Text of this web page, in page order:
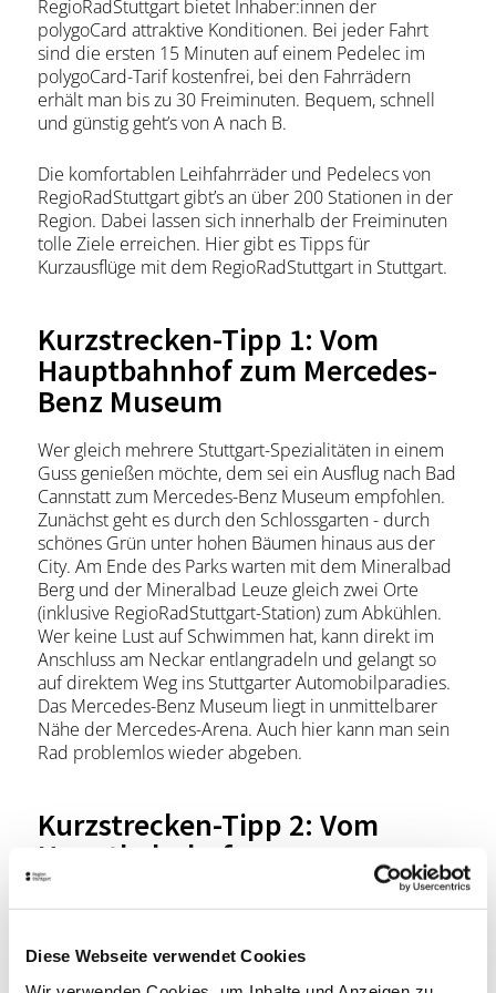
Diese Webseite verwendet Cookies
RegioRadStuttgart bietet Inhaber:innen der
polygoCard attraktive Konditionen. Bei jeder Fahrt
sind die ersten 15 Minuten auf einem Pedelec im
polygoCard-Tarif kostenfrei, bei den Fahrrädern
erhält man bis zu 30 Freiminuten. Bequem, schnell
und günstig geht’s von A nach B.
Die komfortablen Leihfahrräder und Pedelecs von
RegioRadStuttgart gibt’s an über 200 Stationen in der
Region. Dabei lassen sich innerhalb der Freiminuten
tolle Ziele erreichen. Hier gibt es Tipps für
Kurzausflüge mit dem RegioRadStuttgart in Stuttgart.
Kurzstrecken-Tipp 1: Vom
Hauptbahnhof zum Mercedes-
Benz Museum
Wer gleich mehrere Stuttgart-Spezialitäten in einem
Guss genießen möchte, dem sei ein Ausflug nach Bad
Cannstatt zum Mercedes-Benz Museum empfohlen.
Zunächst geht es durch den Schlossgarten - durch
schönes Grün unter hohen Bäumen hinaus aus der
City. Am Ende des Parks warten mit dem Mineralbad
Berg und der Mineralbad Leuze gleich zwei Orte
(inklusive RegioRadStuttgart-Station) zum Abkühlen.
Wer keine Lust auf Schwimmen hat, kann direkt im
Anschluss am Neckar entlangradeln und gelangt so
auf direktem Weg ins Stuttgarter Automobilparadies.
Das Mercedes-Benz Museum liegt in unmittelbarer
Nähe der Mercedes-Arena. Auch hier kann man sein
Rad problemlos wieder abgeben.
Kurzstrecken-Tipp 2: Vom
Hauptbahnhof zur
Weißenhofsiedlung
Pedelec entscheidet, der sollte den Elektromotor
auch nutzen und eine von Stuttgarts unzähligen